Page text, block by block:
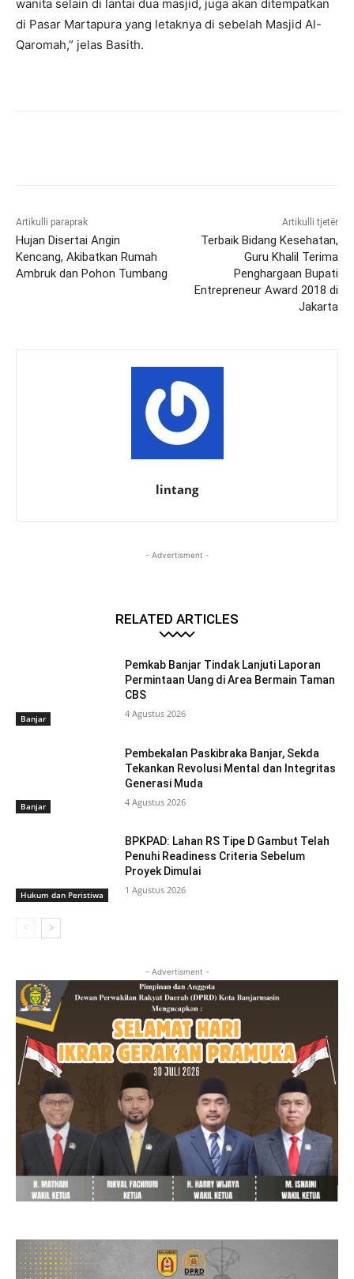
wanita selain di lantai dua masjid, juga akan ditempatkan
di Pasar Martapura yang letaknya di sebelah Masjid Al-
Qaromah,” jelas Basith.
Artikulli paraprak
Hujan Disertai Angin
Kencang, Akibatkan Rumah
Ambruk dan Pohon Tumbang
Artikulli tjetër
Terbaik Bidang Kesehatan,
Guru Khalil Terima
Penghargaan Bupati
Entrepreneur Award 2018 di
Jakarta
lintang
- Advertisment -
RELATED ARTICLES
Banjar
Pemkab Banjar Tindak Lanjuti Laporan
Permintaan Uang di Area Bermain Taman
CBS
4 Agustus 2026
Banjar
Pembekalan Paskibraka Banjar, Sekda
Tekankan Revolusi Mental dan Integritas
Generasi Muda
4 Agustus 2026
Hukum dan Peristiwa
BPKPAD: Lahan RS Tipe D Gambut Telah
Penuhi Readiness Criteria Sebelum
Proyek Dimulai
1 Agustus 2026
- Advertisment -